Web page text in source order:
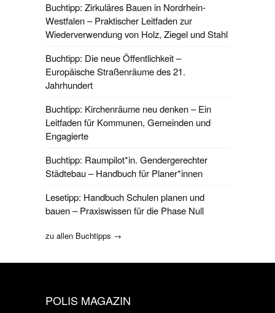
Buchtipp: Zirkuläres Bauen in Nordrhein-
Westfalen – Praktischer Leitfaden zur
Wiederverwendung von Holz, Ziegel und Stahl
Buchtipp: Die neue Öffentlichkeit –
Europäische Straßenräume des 21.
Jahrhundert
Buchtipp: Kirchenräume neu denken – Ein
Leitfaden für Kommunen, Gemeinden und
Engagierte
Buchtipp: Raumpilot*in. Gendergerechter
Städtebau – Handbuch für Planer*innen
Lesetipp: Handbuch Schulen planen und
bauen – Praxiswissen für die Phase Null
zu allen Buchtipps →
POLIS MAGAZIN